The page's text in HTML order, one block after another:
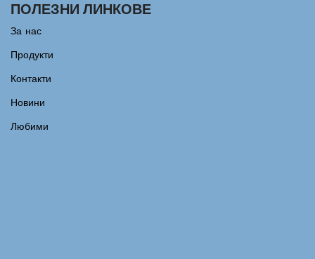
ПОЛЕЗНИ ЛИНКОВЕ
За нас
Продукти
Контакти
Новини
Любими